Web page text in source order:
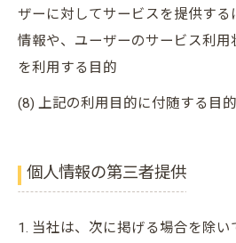
ザーに対してサービスを提供する
情報や、ユーザーのサービス利用
を利用する目的
(8) 上記の利用目的に付随する目的
個人情報の第三者提供
1. 当社は、次に掲げる場合を除